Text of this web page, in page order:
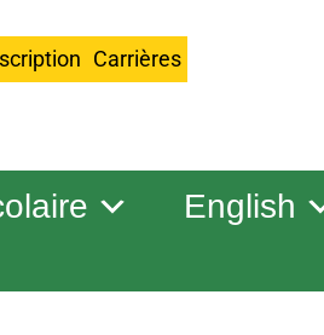
Carrières
English